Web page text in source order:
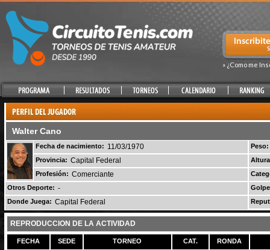
» ¿Como me
Walter Cano
Fecha de nacimiento: 11/03/1970
Peso:
Provincia: Capital Federal
Profesión: Comerciante
Otros Deporte: -
Donde Juega: Capital Federal
REPRODUCCION DE LA ACTIVIDAD
FECHA SEDE TORNEO CAT. RONDA